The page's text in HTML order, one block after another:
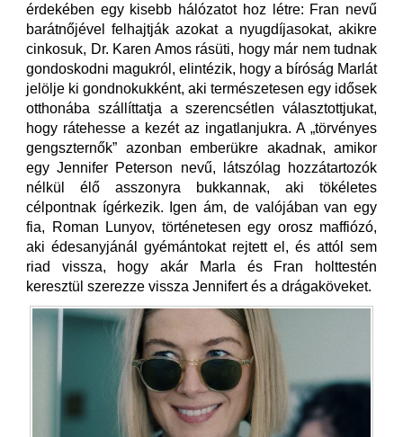
érdekében egy kisebb hálózatot hoz létre: Fran nevű
barátnőjével felhajtják azokat a nyugdíjasokat, akikre
cinkosuk, Dr. Karen Amos rásüti, hogy már nem tudnak
gondoskodni magukról, elintézik, hogy a bíróság Marlát
jelölje ki gondnokukként, aki természetesen egy idősek
otthonába szállíttatja a szerencsétlen választottjukat,
hogy rátehesse a kezét az ingatlanjukra. A „törvényes
gengszternők” azonban emberükre akadnak, amikor
egy Jennifer Peterson nevű, látszólag hozzátartozók
nélkül élő asszonyra bukkannak, aki tökéletes
célpontnak ígérkezik. Igen ám, de valójában van egy
fia, Roman Lunyov, történetesen egy orosz maffiózó,
aki édesanyjánál gyémántokat rejtett el, és attól sem
riad vissza, hogy akár Marla és Fran holttestén
keresztül szerezze vissza Jennifert és a drágaköveket.